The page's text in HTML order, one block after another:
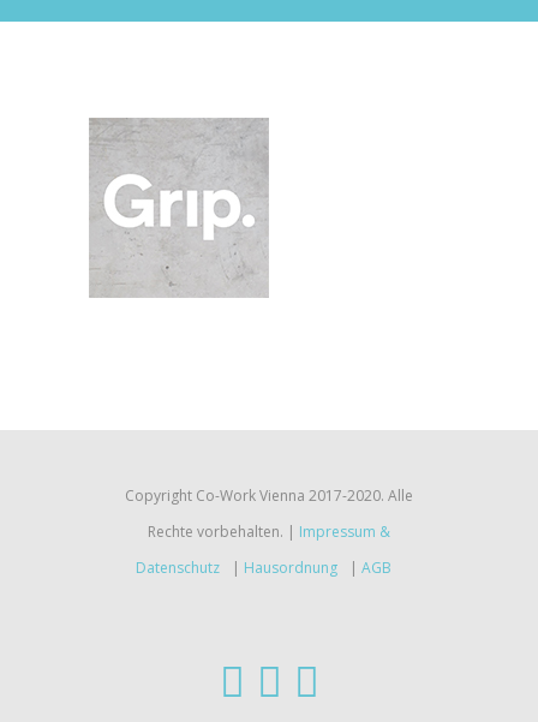
Copyright Co-Work Vienna 2017-2020. Alle
Rechte vorbehalten. | Impressum &
Datenschutz
| Hausordnung | AGB